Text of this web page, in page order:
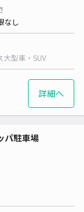
なし
大型車・SUV
詳細へ
パ駐車場